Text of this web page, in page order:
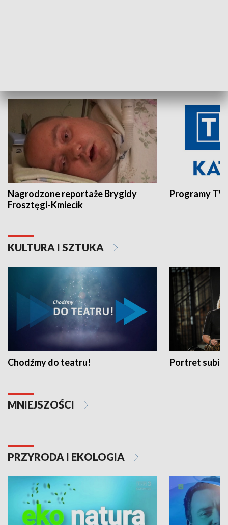
Nagrodzone reportaże Brygidy
Frosztęgi-Kmiecik
Programy
KULTURA I SZTUKA
Chodźmy do teatru! Portret
MNIEJSZOŚCI
PRZYRODA I EKOLOGIA